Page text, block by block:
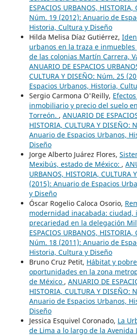
ESPACIOS URBANOS, HISTORIA,
Núm. 19 (2012): Anuario de
Historia, Cultura y Diseño
Hilda Melisa Díaz Gutiérrez,
urbanos en la traza e
de las colonias Martín Carrera,
ANUARIO DE ESPACIOS
CULTURA Y DISEÑO: Núm. 25
Espacios Urbanos, Historia,
Sergio Carmona O'Reilly,
inmobiliario y precio del suelo
Torreón. , ANUARIO DE
HISTORIA, CULTURA Y DISEÑO:
Anuario de Espacios Urbanos,
Diseño
Jorge Alberto Juárez Flores,
Mexibús, estado de México: ,
URBANOS, HISTORIA, CULTURA
(2015): Anuario de Espacios
y Diseño
Óscar Rogelio Caloca Osorio,
modernidad inacabada: ciudad,
precariedad en la delegación
ESPACIOS URBANOS, HISTORIA,
Núm. 18 (2011): Anuario de
Historia, Cultura y Diseño
Bruno Cruz Petit, Hábitat y
oportunidades en la zona
de México , ANUARIO DE
HISTORIA, CULTURA Y DISEÑO:
Anuario de Espacios Urbanos,
Diseño
Jessica Esquivel Coronado, La
de Lima a lo largo de la Avenida